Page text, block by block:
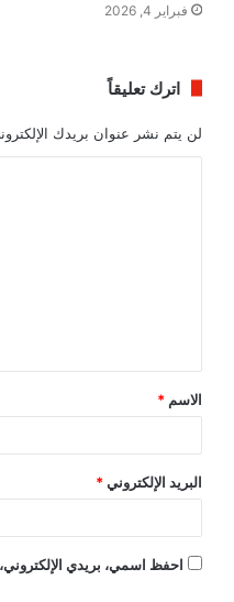
فبراير 4, 2026
اترك تعليقاً
لن يتم نشر عنوان بريدك
ق
*
الاسم *
البريد الإلكتروني *
احفظ اسمي، بريدي